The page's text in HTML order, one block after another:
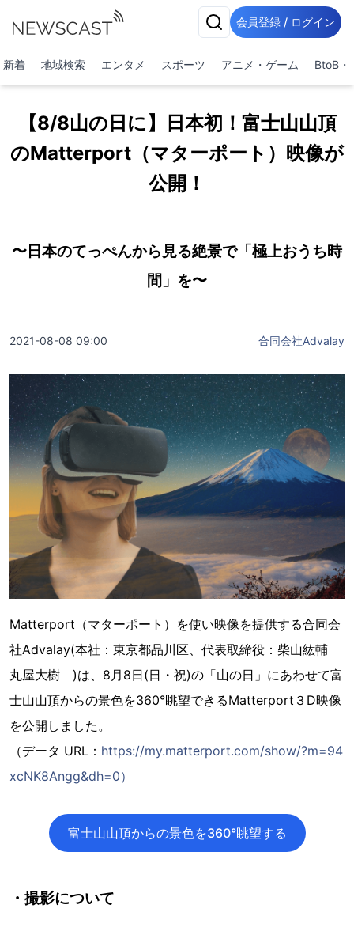
会員登録 / ログイン
新着 地域検索 エンタメ スポーツ アニメ・ゲーム BtoB・
【8/8山の日に】日本初！富士山山頂
のMatterport（マターポート）映像が
公開！
〜日本のてっぺんから見る絶景で「極上おうち時
間」を〜
2021-08-08 09:00 合同会社Advalay
Matterport（マターポート）を使い映像を提供する合同会
社Advalay(本社：東京都品川区、代表取締役：柴山紘輔
丸屋大樹 )は、8月8日(日・祝)の「山の日」にあわせて富
士山山頂からの景色を360°眺望できるMatterport３D映像
を公開しました。
（データ URL： https://my.matterport.com/show/?m=94
xcNK8Angg&dh=0）
富士山山頂からの景色を360°眺望する
・撮影について